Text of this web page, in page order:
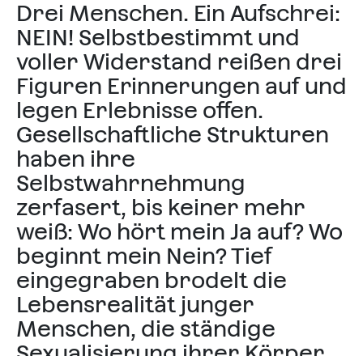
Drei Menschen. Ein Aufschrei:
NEIN! Selbstbestimmt und
voller Widerstand reißen drei
Figuren Erinnerungen auf und
legen Erlebnisse offen.
Gesellschaftliche Strukturen
haben ihre
Selbstwahrnehmung
zerfasert, bis keiner mehr
weiß: Wo hört mein Ja auf? Wo
beginnt mein Nein? Tief
eingegraben brodelt die
Lebensrealität junger
Menschen, die ständige